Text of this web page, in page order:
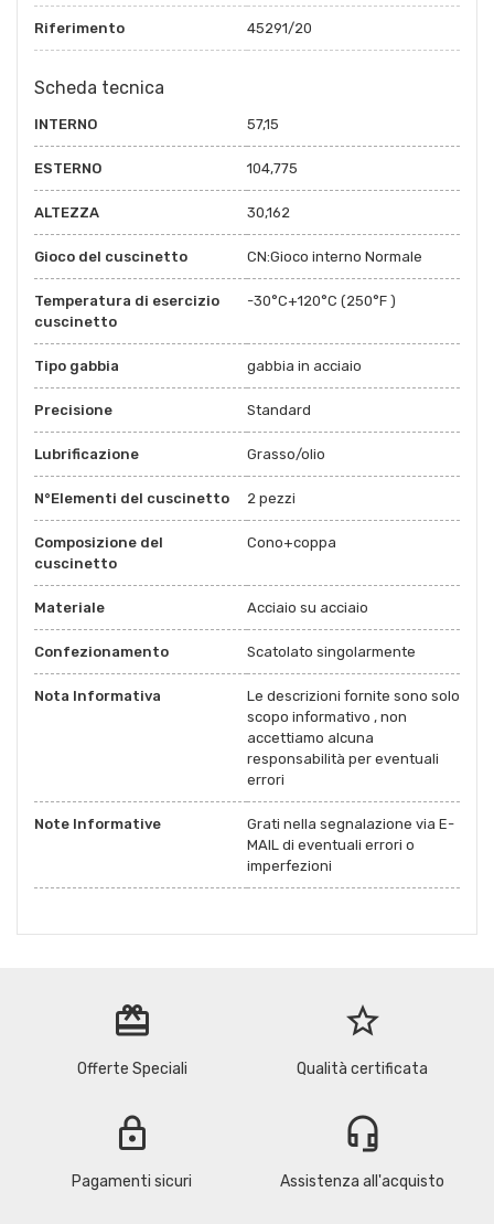
Riferimento 45291/20
Scheda tecnica
INTERNO 57,15
ESTERNO 104,775
ALTEZZA 30,162
Gioco del cuscinetto CN:Gioco interno Normale
Temperatura di esercizio
cuscinetto
-30°C+120°C (250°F )
Tipo gabbia gabbia in acciaio
Precisione Standard
Lubrificazione Grasso/olio
N°Elementi del cuscinetto 2 pezzi
Composizione del
cuscinetto
Cono+coppa
Materiale Acciaio su acciaio
Confezionamento Scatolato singolarmente
Nota Informativa
Le descrizioni fornite sono solo
scopo informativo , non
accettiamo alcuna
responsabilità per eventuali
errori
Note Informative
Grati nella segnalazione via E-
MAIL di eventuali errori o
imperfezioni
redeem
Offerte Speciali
star_border
Qualità certificata
lock
Pagamenti sicuri
headset_mic
Assistenza all'acquisto